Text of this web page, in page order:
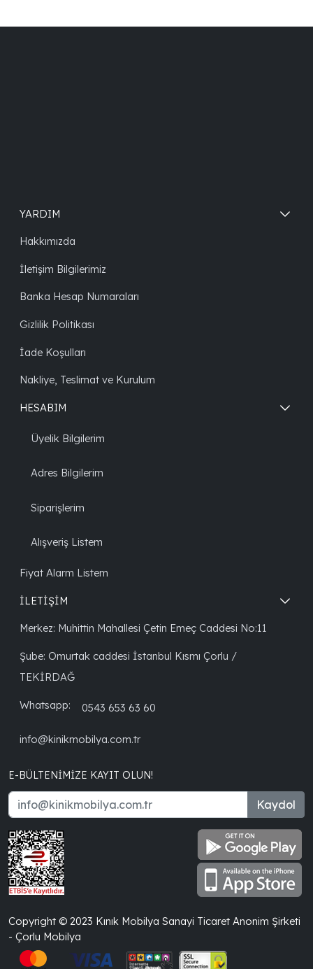
YARDIM
Hakkımızda
İletişim Bilgilerimiz
Banka Hesap Numaraları
Gizlilik Politikası
İade Koşulları
Nakliye, Teslimat ve Kurulum
HESABIM
Üyelik Bilgilerim
Adres Bilgilerim
Siparişlerim
Alışveriş Listem
Fiyat Alarm Listem
İLETİŞİM
Merkez: Muhittin Mahallesi Çetin Emeç Caddesi No:11
Şube: Omurtak caddesi İstanbul Kısmı Çorlu /
TEKİRDAĞ
Whatsapp: 0543 653 63 60
info@kinikmobilya.com.tr
E-BÜLTENIMIZE KAYIT OLUN!
Kaydol
Copyright © 2023 Kınık Mobilya Sanayi Ticaret Anonim Şirketi
- Çorlu Mobilya